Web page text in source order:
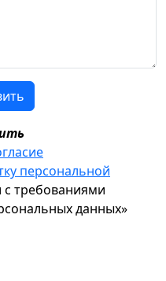
персональной
с требованиями
данных»